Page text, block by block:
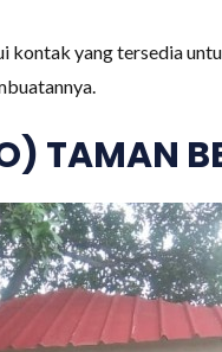
kontak yang tersedia
TAMAN